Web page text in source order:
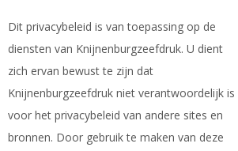
Dit privacybeleid is van toepassing op de
diensten van Knijnenburgzeefdruk. U dient
zich ervan bewust te zijn dat
Knijnenburgzeefdruk niet verantwoordelijk is
voor het privacybeleid van andere sites en
bronnen. Door gebruik te maken van deze